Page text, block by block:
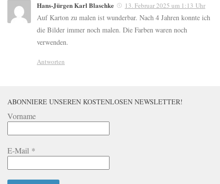
Hans-Jürgen Karl Blaschke 13. Februar 2025 um 1:13 Uhr
Auf Karton zu malen ist wunderbar. Nach 4 Jahren konnte ich
die Bilder immer noch malen. Die Farben waren noch
verwenden.
Antworten
ABONNIERE UNSEREN KOSTENLOSEN NEWSLETTER!
Vorname
E-Mail *